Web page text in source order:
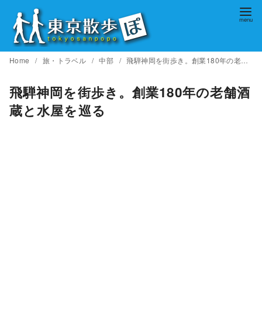
ンHome 旅・トラベル 中部 飛騨神岡を街歩き。創業180年の老舗酒蔵と水屋を巡る
飛騨神岡を街歩き。創業180年の老舗酒
蔵と水屋を巡る